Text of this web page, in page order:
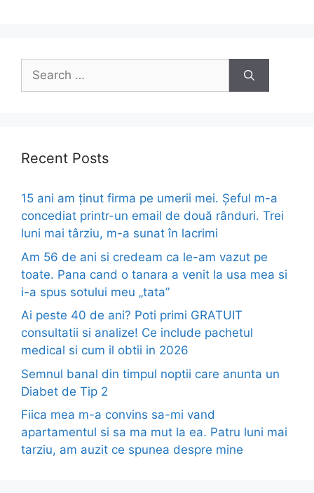
Search
for:
Recent Posts
15 ani am ținut firma pe umerii mei. Șeful m-a
concediat printr-un email de două rânduri. Trei
luni mai târziu, m-a sunat în lacrimi
Am 56 de ani si credeam ca le-am vazut pe
toate. Pana cand o tanara a venit la usa mea si
i-a spus sotului meu „tata”
Ai peste 40 de ani? Poti primi GRATUIT
consultatii si analize! Ce include pachetul
medical si cum il obtii in 2026
Semnul banal din timpul noptii care anunta un
Diabet de Tip 2
Fiica mea m-a convins sa-mi vand
apartamentul si sa ma mut la ea. Patru luni mai
tarziu, am auzit ce spunea despre mine